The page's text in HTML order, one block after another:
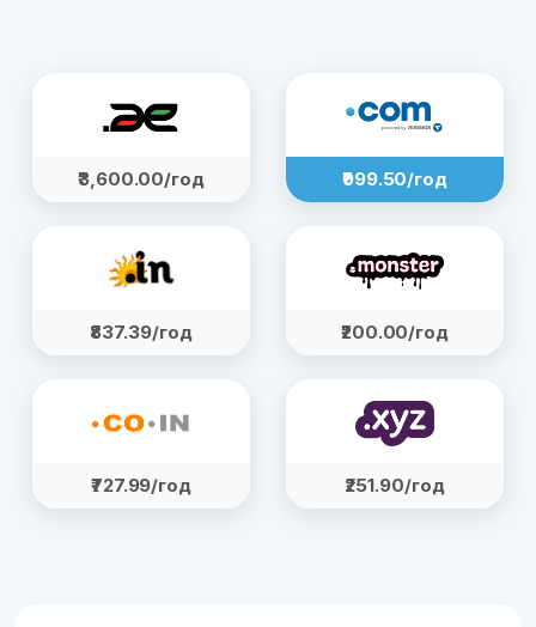
₹3,600.00/год ₹999.50/год
₹837.39/год ₹200.00/год
₹727.99/год ₹251.90/год